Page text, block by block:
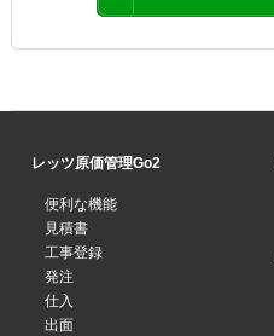
レッツ原価管理Go2
便利な機能
見積書
工事登録
発注
仕入
出面